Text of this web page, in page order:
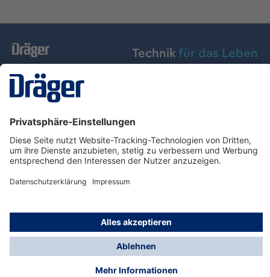
Technik für das Leben
Dräger Austria GmbH
Über Dräger
Informationen
© Dräger Austria GmbH, 2024
* Alle Preise exkl. gesetzl. Mehrwertsteuer zzgl.
Versandkosten und ggf. Nachnahmegebühren, wenn
nicht anders angegeben.